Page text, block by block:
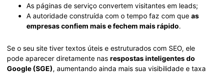
As páginas de serviço convertem visitantes em leads;
A autoridade construída com o tempo faz com que as
empresas confiem mais e fechem mais rápido.
Se o seu site tiver textos úteis e estruturados com SEO, ele
pode aparecer diretamente nas respostas inteligentes do
Google (SGE), aumentando ainda mais sua visibilidade e taxa